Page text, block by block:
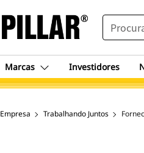
SEARCH
Marcas Investidores
Empresa Trabalhando Juntos